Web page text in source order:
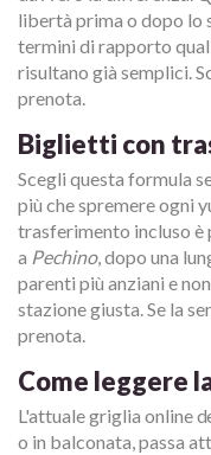
libertà prima o dopo lo
termini di rapporto
risultano già semplici.
prenota.
Biglietti con
Scegli questa formula
più che spremere ogni
trasferimento incluso
a Pechino, dopo una
parenti più anziani e
stazione giusta. Se la
prenota.
Come leggere
L'attuale griglia online
o in balconata, passa